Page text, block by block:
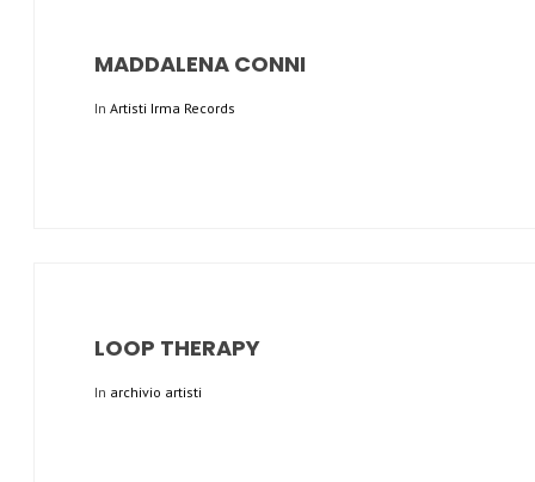
MADDALENA CONNI
In Artisti Irma Records
LOOP THERAPY
In archivio artisti